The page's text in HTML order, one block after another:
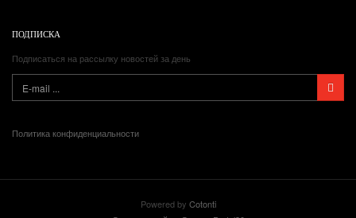
ПОДПИСКА
Подписаться на рассылку новостей за день
Политика конфиденциальности
Powered by Cotonti